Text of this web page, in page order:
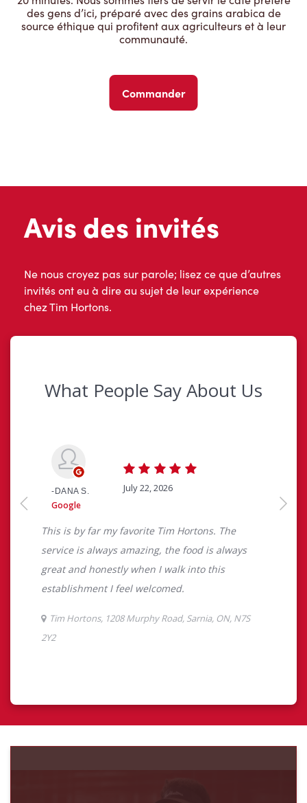
des gens d’ici, préparé avec des grains arabica de
source éthique qui profitent aux agriculteurs et à leur
communauté.
Commander
Avis des invités
Ne nous croyez pas sur parole; lisez ce que d’autres
invités ont eu à dire au sujet de leur expérience
chez Tim Hortons.